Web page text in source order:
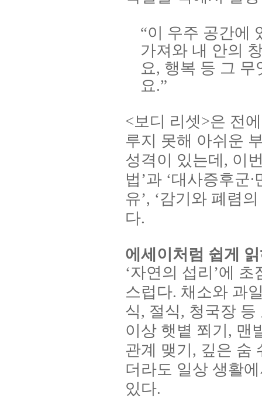
“이 우주 공간에
가져와 내 안의
요, 행복 등 그 무
요.”
<보디 리셋>은 전
루지 못해 아쉬운
성격이 있는데 , 이
법 ’과‘대사증후군∙
유’, ‘감기와 폐렴
다.
에세이처럼 쉽게
‘자연의 섭리 ’에 초
스럽다. 채소와 과
식, 절식, 청국장 등
이상 햇볕 쬐기 , 맨
관계 맺기 , 깊은 숨
더라도 일상 생활
있다.